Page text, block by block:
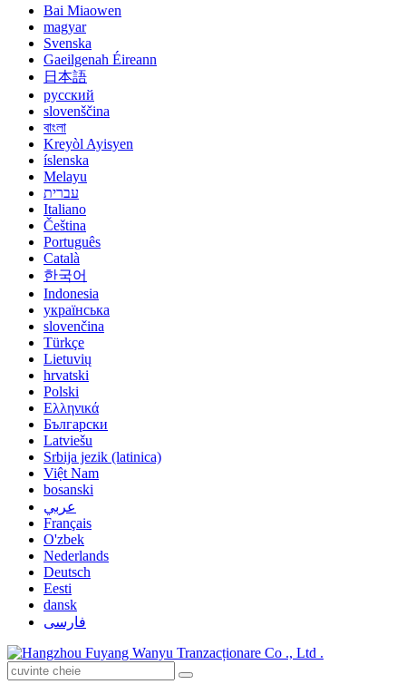
Bai Miaowen
magyar
Svenska
Gaeilgenah Éireann
日本語
русский
slovenščina
বাংলা
Kreyòl Ayisyen
íslenska
Melayu
עברית
Italiano
Čeština
Português
Català
한국어
Indonesia
українська
slovenčina
Türkçe
Lietuvių
hrvatski
Polski
Ελληνικά
Български
Latviešu
Srbija jezik (latinica)
Việt Nam
bosanski
عربي
Français
O'zbek
Nederlands
Deutsch
Eesti
dansk
فارسی